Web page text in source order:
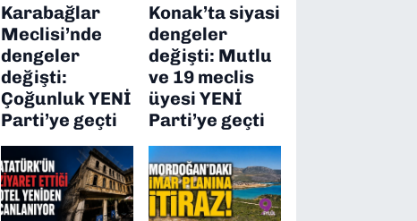
Karabağlar
Meclisi’nde
dengeler
değişti:
Çoğunluk YENİ
Parti’ye geçti
Konak’ta siyasi
dengeler
değişti: Mutlu
ve 19 meclis
üyesi YENİ
Parti’ye geçti